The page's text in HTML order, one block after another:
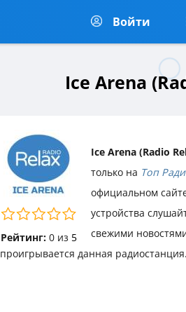
Войти
Ice Arena
Рейтинг: 0из 5
Ice Arena (Radio
только на Топ
официальном
устройства
свежими
проигрывается данная радиостанция.